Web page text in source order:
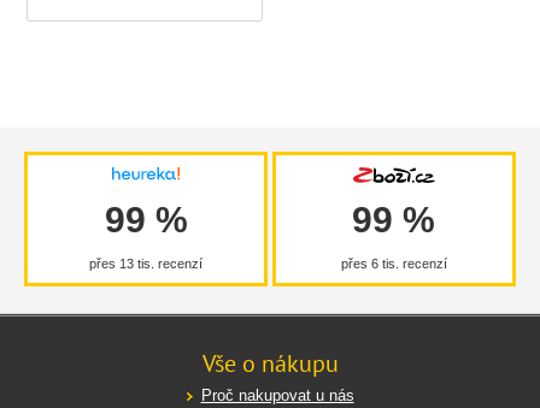
99 %
přes 13 tis. recenzí
99 %
přes 6 tis. recenzí
Vše o nákupu
Proč nakupovat u nás